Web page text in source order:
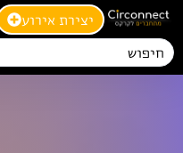
יצירת אירוע